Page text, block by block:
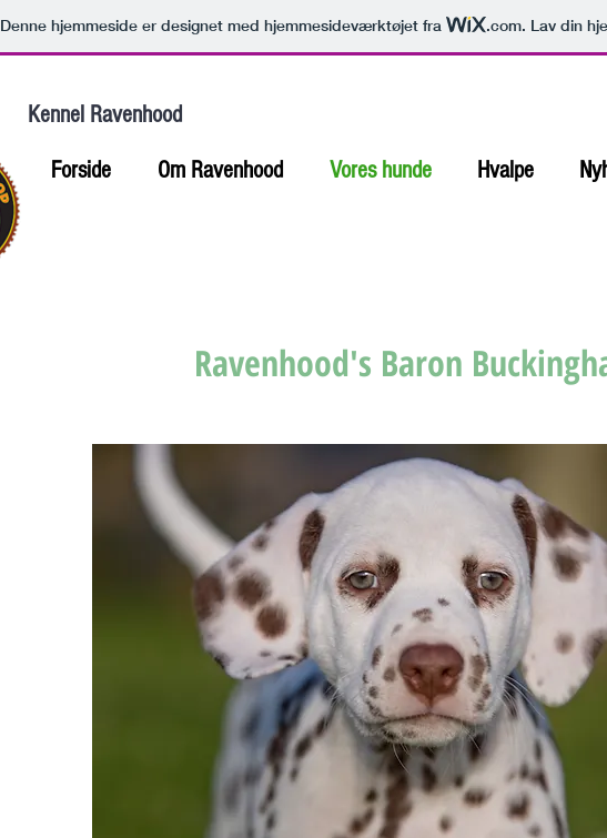
Denne hjemmeside er designet med hjemmesideværktøjet fra .com. Lav din
Kennel Ravenhood
Forside
Om Ravenhood Vores hunde Hvalpe
Ravenhood's Baron